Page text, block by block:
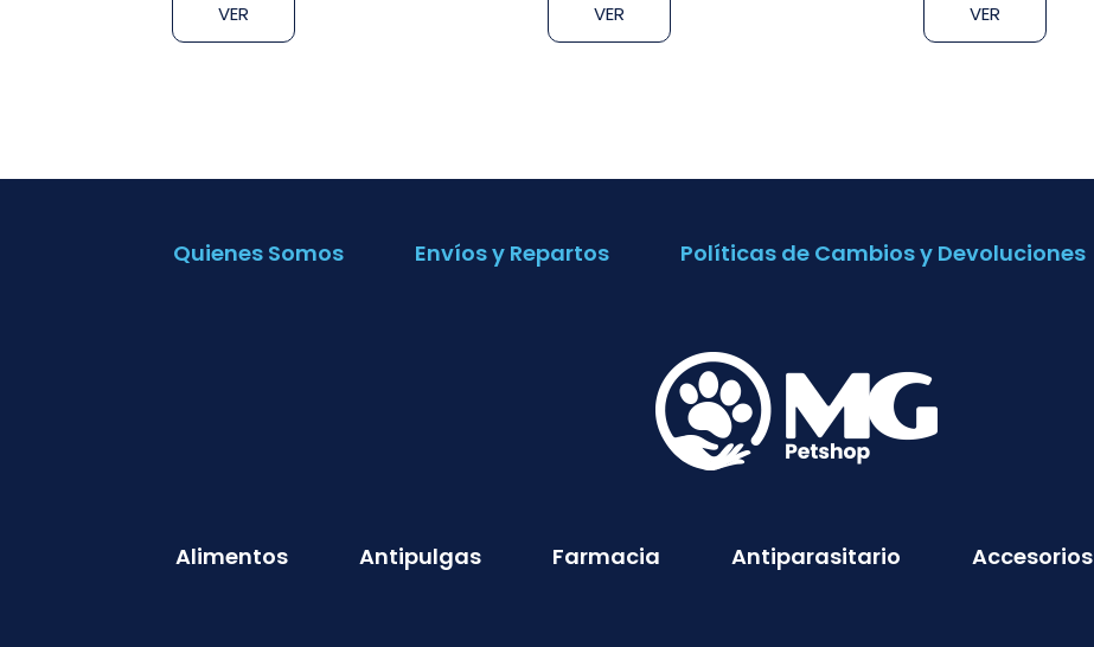
VER VER VER
Quienes Somos Envíos y Repartos Políticas de Cambios y Devoluciones
Alimentos Antipulgas Farmacia Antiparasitario Accesorios